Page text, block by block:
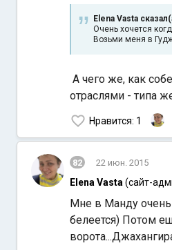
Elena Vasta
Очень хочется
Возьми меня в
А чего же, как
отраслями - типа
Нравится: 1
82 22 июн. 2015
Elena Vasta (сайт-
Мне в Манду очень
белеется) Потом